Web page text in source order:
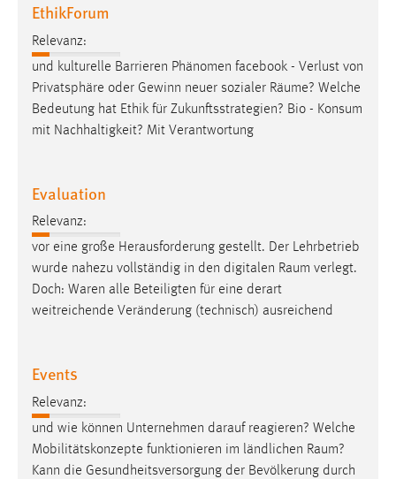
EthikForum
Relevanz:
und kulturelle Barrieren Phänomen facebook - Verlust von
Privatsphäre oder Gewinn neuer sozialer Räume? Welche
Bedeutung hat Ethik für Zukunftsstrategien? Bio - Konsum
mit Nachhaltigkeit? Mit Verantwortung
Evaluation
Relevanz:
vor eine große Herausforderung gestellt. Der Lehrbetrieb
wurde nahezu vollständig in den digitalen Raum verlegt.
Doch: Waren alle Beteiligten für eine derart
weitreichende Veränderung (technisch) ausreichend
Events
Relevanz:
und wie können Unternehmen darauf reagieren? Welche
Mobilitätskonzepte funktionieren im ländlichen Raum?
Kann die Gesundheitsversorgung der Bevölkerung durch
Cookie Laufzeit:
Max. 13 Monate
MARKETING
Marketing Cookies werden von Drittanbietern
hinweg verfolgen.
Google Ads
_gcl_au
Zweck:
Conversion-Tracking
Cookie Laufzeit:
3 Monate